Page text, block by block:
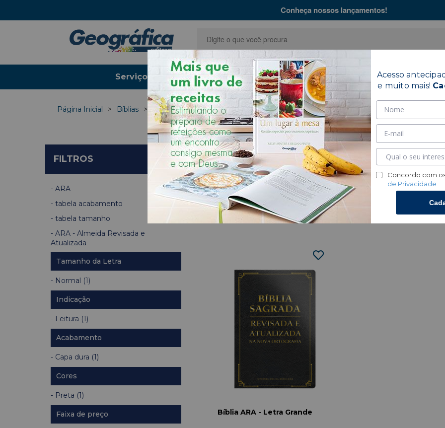
Conheça nossos lançamentos!
Serviços Gráficos Bíblias Coleções
ARA - Almeida Revisada e
Página Inicial Bíblias ARA - Almeida Revisada e Atualizada
FILTROS
ARA
tabela acabamento
tabela tamanho
ARA - Almeida Revisada e
Atualizada
Tamanho da Letra
Normal (1)
Indicação
Leitura (1)
Acabamento
Capa dura (1)
Cores
Preta (1)
Faixa de preço
1 produtosOrdenar por: Relevância ▼
Bíblia ARA - Letra Grande
Acesso
e muito mais!
Concordo com
de Privacidade